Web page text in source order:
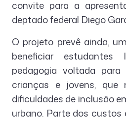
convite para a
deptado federal Diego
O projeto prevê ainda,
beneficiar
pedagogia voltada
crianças e jovens, que
dificuldades de inclusão
urbano. Parte dos custos